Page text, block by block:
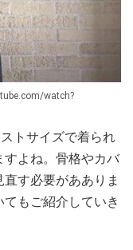
watch?
トサイズで着られ
すよね。骨格やカバ
す必要があありま
もご紹介していき